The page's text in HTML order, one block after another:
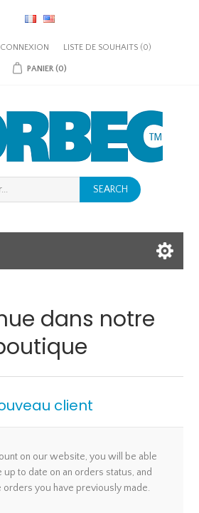
CONNEXION LISTE DE SOUHAITS (0)
PANIER (0)
SEARCH
dans notre
client
on our website, you will be able
up to date on an orders status, and
orders you have previously made.